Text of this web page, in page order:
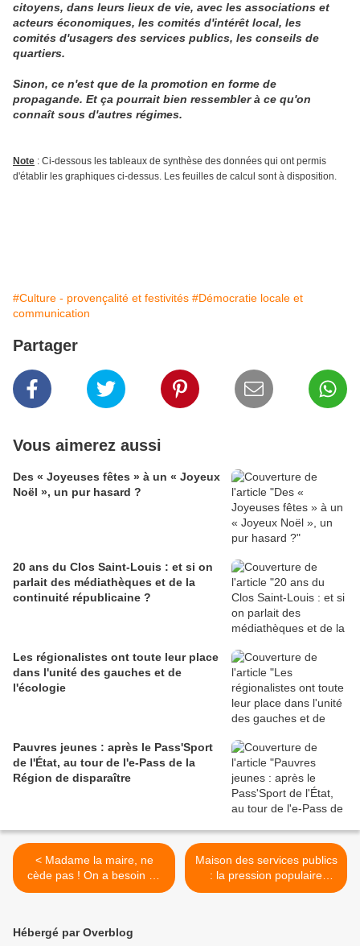
citoyens, dans leurs lieux de vie, avec les associations et
acteurs économiques, les comités d'intérêt local, les
comités d'usagers des services publics, les conseils de
quartiers.
Sinon, ce n'est que de la promotion en forme de
propagande. Et ça pourrait bien ressembler à ce qu'on
connaît sous d'autres régimes.
Note : Ci-dessous les tableaux de synthèse des données qui ont permis
d'établir les graphiques ci-dessus. Les feuilles de calcul sont à disposition.
#Culture - provençalité et festivités #Démocratie locale et
communication
Partager
Vous aimerez aussi
Des « Joyeuses fêtes » à un « Joyeux
Noël », un pur hasard ?
20 ans du Clos Saint-Louis : et si on
parlait des médiathèques et de la
continuité républicaine ?
Les régionalistes ont toute leur place
dans l'unité des gauches et de
l'écologie
Pauvres jeunes : après le Pass'Sport
de l'État, au tour de l'e-Pass de la
Région de disparaître
< Madame la maire, ne
cède pas ! On a besoin de
logements pour tous.
Maison des services publics
: la pression populaire
semble faire effet, mais... >
Hébergé par Overblog